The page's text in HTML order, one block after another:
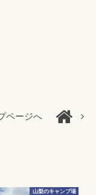
ページへ
山梨のキャンプ場